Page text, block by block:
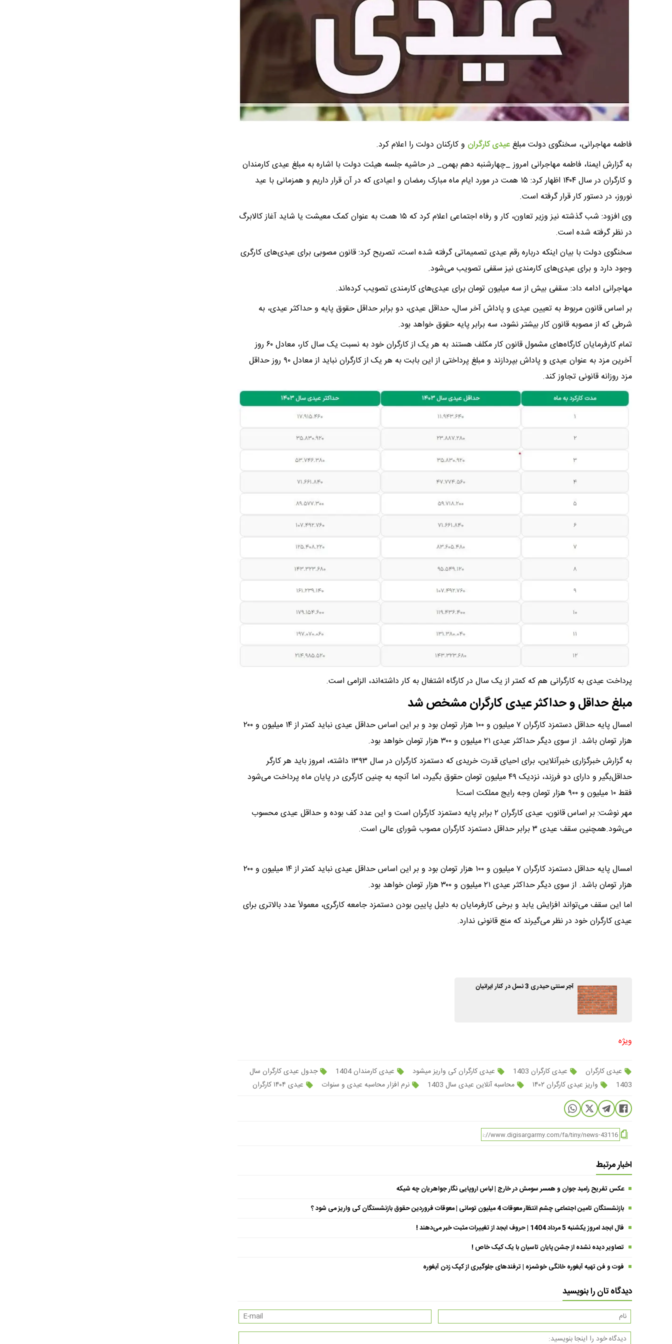
فاطمه مهاجرانی، سخنگوی دولت مبلغعیدی کارگران و کارکنان دولت را اعلام کرد.
به گزارش ایمنا، فاطمه مهاجرانی امروز _چهارشنبه دهم بهمن_ در حاشیه جلسه هیئت دولت با اشاره به مبلغ عیدی کارمندان
و کارگران در سال ۱۴۰۴ اظهار کرد: ۱۵ همت در مورد ایام ماه مبارک رمضان و اعیادی که در آن قرار داریم و همزمانی با عید
نوروز، در دستور کار قرار گرفته است.
وی افزود: شب گذشته نیز وزیر تعاون، کار و رفاه اجتماعی اعلام کرد که ۱۵ همت به عنوان کمک معیشت یا شاید آغاز کالابرگ
در نظر گرفته شده است.
سخنگوی دولت با بیان اینکه درباره رقم عیدی تصمیماتی گرفته شده است، تصریح کرد: قانون مصوبی برای عیدی‌های کارگری
وجود دارد و برای عیدی‌های کارمندی نیز سقفی تصویب می‌شود.
مهاجرانی ادامه داد: سقفی بیش از سه میلیون تومان برای عیدی‌های کارمندی تصویب کرده‌اند.
بر اساس قانون مربوط به تعیین عیدی و پاداش آخر سال، حداقل عیدی، دو برابر حداقل حقوق پایه و حداکثر عیدی، به
شرطی که از مصوبه قانون کار بیشتر نشود، سه برابر پایه حقوق خواهد بود.
تمام کارفرمایان کارگاه‌های مشمول قانون کار مکلف هستند به هر یک از کارگران خود به نسبت یک سال کار، معادل ۶۰ روز
آخرین مزد به عنوان عیدی و پاداش بپردازند و مبلغ پرداختی از این بابت به هر یک از کارگران نباید از معادل ۹۰ روز حداقل
مزد روزانه قانونی تجاوز کند.
پرداخت عیدی به کارگرانی هم که کمتر از یک سال در کارگاه اشتغال به کار داشته‌اند، الزامی است.
مبلغ حداقل و حداکثر عیدی کارگران مشخص شد
امسال پایه حداقل دستمزد کارگران ۷ میلیون و ۱۰۰ هزار تومان بود و بر این اساس حداقل عیدی نباید کمتر از ۱۴ میلیون و ۲۰۰
هزار تومان باشد. از سوی دیگر حداکثر عیدی ۲۱ میلیون و ۳۰۰ هزار تومان خواهد بود.
به گزارش خبرگزاری خبرآنلاین، برای احیای قدرت خریدی که دستمزد کارگران در سال ۱۳۹۳ داشته، امروز باید هر کارگر
حداقل‌بگیر و دارای دو فرزند، نزدیک ۴۹ میلیون تومان حقوق بگیرد، اما آنچه به چنین کارگری در پایان ماه پرداخت می‌شود
فقط ۱۰ میلیون و ۹۰۰ هزار تومان وجه رایج مملکت است!
مهر نوشت: بر اساس قانون، عیدی کارگران ۲ برابر پایه دستمزد کارگران است و این عدد کف بوده و حداقل عیدی محسوب
می‌شود.همچنین سقف عیدی ۳ برابر حداقل دستمزد کارگران مصوب شورای عالی است.
امسال پایه حداقل دستمزد کارگران ۷ میلیون و ۱۰۰ هزار تومان بود و بر این اساس حداقل عیدی نباید کمتر از ۱۴ میلیون و ۲۰۰
هزار تومان باشد. از سوی دیگر حداکثر عیدی ۲۱ میلیون و ۳۰۰ هزار تومان خواهد بود.
اما این سقف می‌تواند افزایش یابد و برخی کارفرمایان به دلیل پایین بودن دستمزد جامعه کارگری، معمولاً عدد بالاتری برای
عیدی کارگران خود در نظر می‌گیرند که منع قانونی ندارد.
آجر سنتی حیدری 3 نسل در کنار ایرانیان
ویژه
عیدی کارگران عیدی کارگران 1403 عیدی کارگران کی واریز میشود عیدی کارمندان 1404
جدول عیدی کارگران سال
1403
واریز عیدی کارگران ۱۴۰۲ محاسبه آنلاین عیدی سال 1403 نرم افزار محاسبه عیدی و سنوات عیدی ۱۴۰۴ کارگران
اخبار مرتبط
عکس تفریح رامبد جوان و همسر سومش در خارج | لباس اروپایی نگار جواهریان چه شیکه
بازنشستگان تامین اجتماعی چشم انتظار معوقات 4 میلیون تومانی | معوقات فروردین حقوق بازنشستگان کی واریز می شود ؟
فال ابجد امروز یکشنبه 5 مرداد 1404 | حروف ابجد از تغییرات مثبت خبر می‌دهند !
تصاویر دیده نشده از جشن پایان تاسیان با یک کیک خاص !
فوت و فن تهیه آبغوره خانگی خوشمزه | ترفندهای جلوگیری از کپک زدن آبغوره
دیدگاه تان را بنویسید